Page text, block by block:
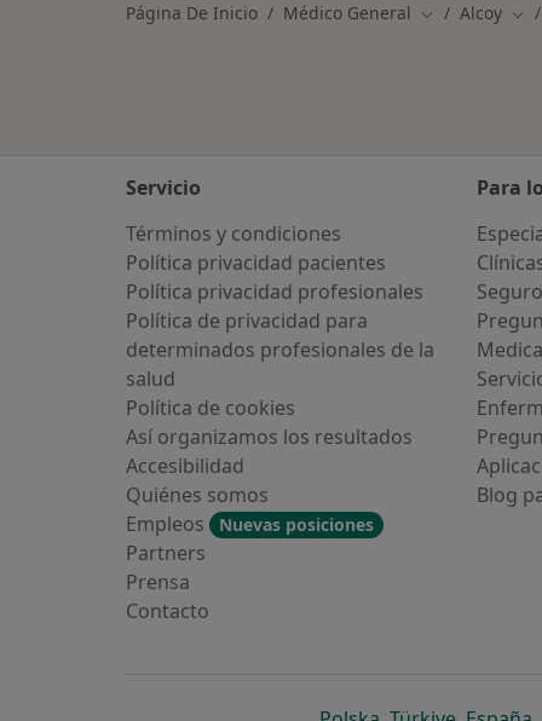
Página De Inicio Médico General Cambiar de
Alcoy
Servicio
Términos y condiciones
Política privacidad pacientes
Política privacidad profesionales
Política de privacidad para
determinados profesionales de la
salud
Política de cookies
Así organizamos los resultados
Accesibilidad
Quiénes somos
Empleos
Nuevas posiciones
Partners
Prensa
Contacto
Para
Blog